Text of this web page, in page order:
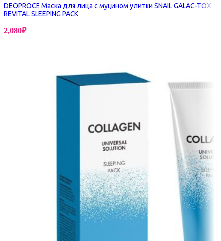
DEOPROCE Маска для лица с муцином улитки SNAIL GALAC-TOX
REVITAL SLEEPING PACK
2,080₽